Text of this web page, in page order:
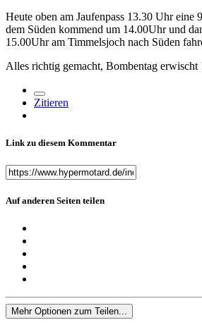
Heute oben am Jaufenpass 13.30 Uhr eine
dem Süden kommend um 14.00Uhr und
15.00Uhr am Timmelsjoch nach Süden
Alles richtig gemacht, Bombentag erwischt
Zitieren
Link zu diesem Kommentar
Auf anderen Seiten teilen
Mehr Optionen zum Teilen...